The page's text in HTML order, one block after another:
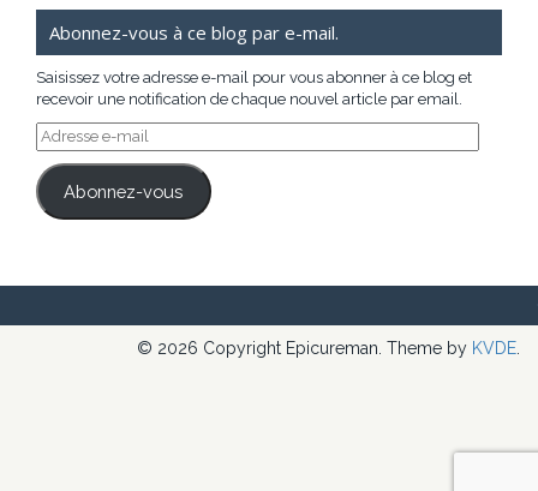
Abonnez-vous à ce blog par e-mail.
Saisissez votre adresse e-mail pour vous abonner à ce blog et
recevoir une notification de chaque nouvel article par email.
Adresse
e-
mail
Abonnez-vous
© 2026 Copyright Epicureman. Theme by KVDE.